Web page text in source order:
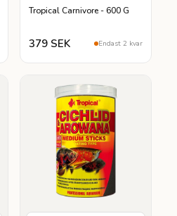
Tropical Carnivore - 600 G
379 SEK Endast 2 kvar